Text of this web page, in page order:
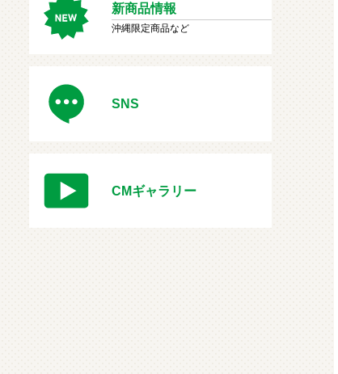
新商品情報
沖縄限定商品など
SNS
CMギャラリー